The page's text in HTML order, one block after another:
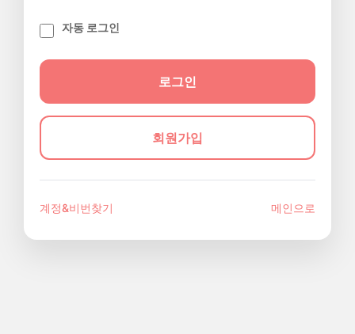
자동 로그인
회원가입
계정&비번찾기 메인으로